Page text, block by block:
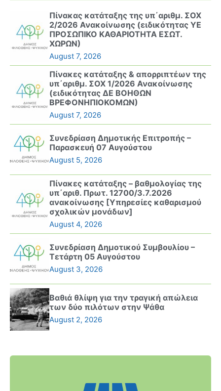
Πίνακας κατάταξης της υπ΄αριθμ. ΣΟΧ
2/2026 Ανακοίνωσης (ειδικότητας ΥΕ
ΠΡΟΣΩΠΙΚΟ ΚΑΘΑΡΙΟΤΗΤΑ ΕΣΩΤ.
ΧΩΡΩΝ)
August 7, 2026
Πίνακες κατάταξης & απορριπτέων της
υπ΄αριθμ. ΣΟΧ 1/2026 Ανακοίνωσης
(ειδικότητας ΔΕ ΒΟΗΘΩΝ
ΒΡΕΦΟΝΗΠΙΟΚΟΜΩΝ)
August 7, 2026
Συνεδρίαση Δημοτικής Επιτροπής –
Παρασκευή 07 Αυγούστου
August 5, 2026
Πίνακες κατάταξης – βαθμολογίας της
υπ΄αριθ. Πρωτ. 12700/3.7.2026
ανακοίνωσης [Υπηρεσίες καθαρισμού
σχολικών μονάδων]
August 4, 2026
Συνεδρίαση Δημοτικού Συμβουλίου –
Τετάρτη 05 Αυγούστου
August 3, 2026
Βαθιά θλίψη για την τραγική απώλεια
των δύο πιλότων στην Ψάθα
August 2, 2026